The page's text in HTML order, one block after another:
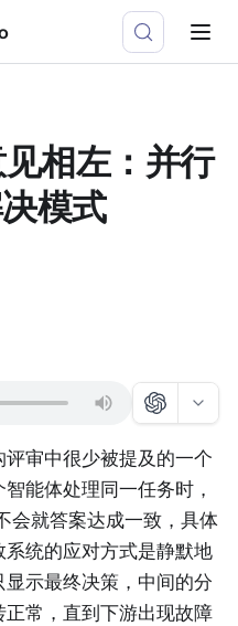
相左：并行
模式
审中很少被提及的一个
能体处理同一任务时，
会就答案达成一致，具体
统的应对方式是静默地
示最终决策，中间的分
常，直到下游出现故障